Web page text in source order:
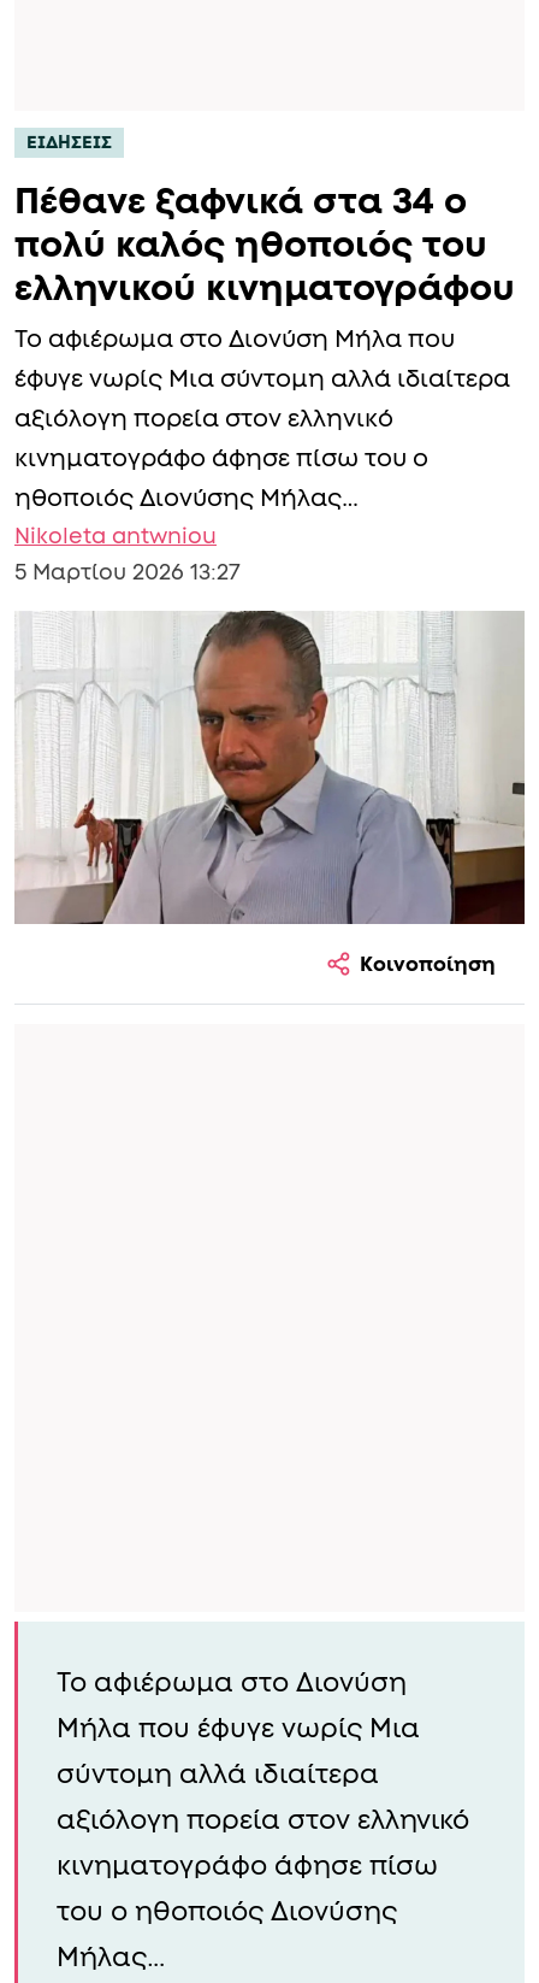
ΕΙΔΗΣΕΙΣ
Πέθαvε ξαφνικά στα 34 ο
πολύ καλός ηθοποιός του
ελληνικού κινηματογράφου
To αφιέρωμα στο Διονύση Μήλα που
έφυγε νωρίς Μια σύντομη αλλά ιδιαίτερα
αξιόλογη πορεία στον ελληνικό
κινηματογράφο άφησε πίσω του ο
ηθοποιός Διονύσης Μήλας…
Nikoleta antwniou
5 Μαρτίου 2026 13:27
Κοινοποίηση
To αφιέρωμα στο Διονύση
Μήλα που έφυγε νωρίς Μια
σύντομη αλλά ιδιαίτερα
αξιόλογη πορεία στον ελληνικό
κινηματογράφο άφησε πίσω
του ο ηθοποιός Διονύσης
Μήλας…